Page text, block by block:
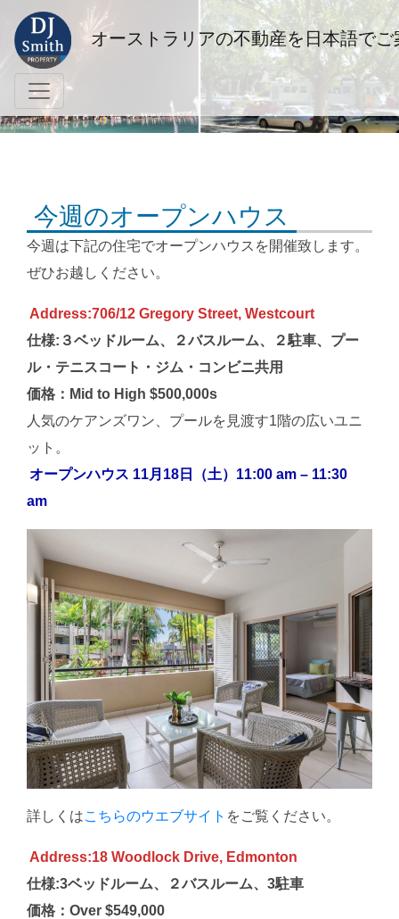
オーストラリアの不動産を日本語でご
今週のオープンハウス
今週は下記の住宅でオープンハウスを開催致します。
ぜひお越しください。
Address:706/12 Gregory Street, Westcourt
仕様:３ベッドルーム、２バスルーム、２駐車、プー
ル・テニスコート・ジム・コンビニ共用
価格：Mid to High $500,000s
人気のケアンズワン、プールを見渡す1階の広いユニ
ット。
オープンハウス 11月18日（土）11:00 am – 11:30
am
詳しくはこちらのウエブサイト をご覧ください。
Address:18 Woodlock Drive, Edmonton
仕様:3ベッドルーム、２バスルーム、3駐車
価格：Over $549,000